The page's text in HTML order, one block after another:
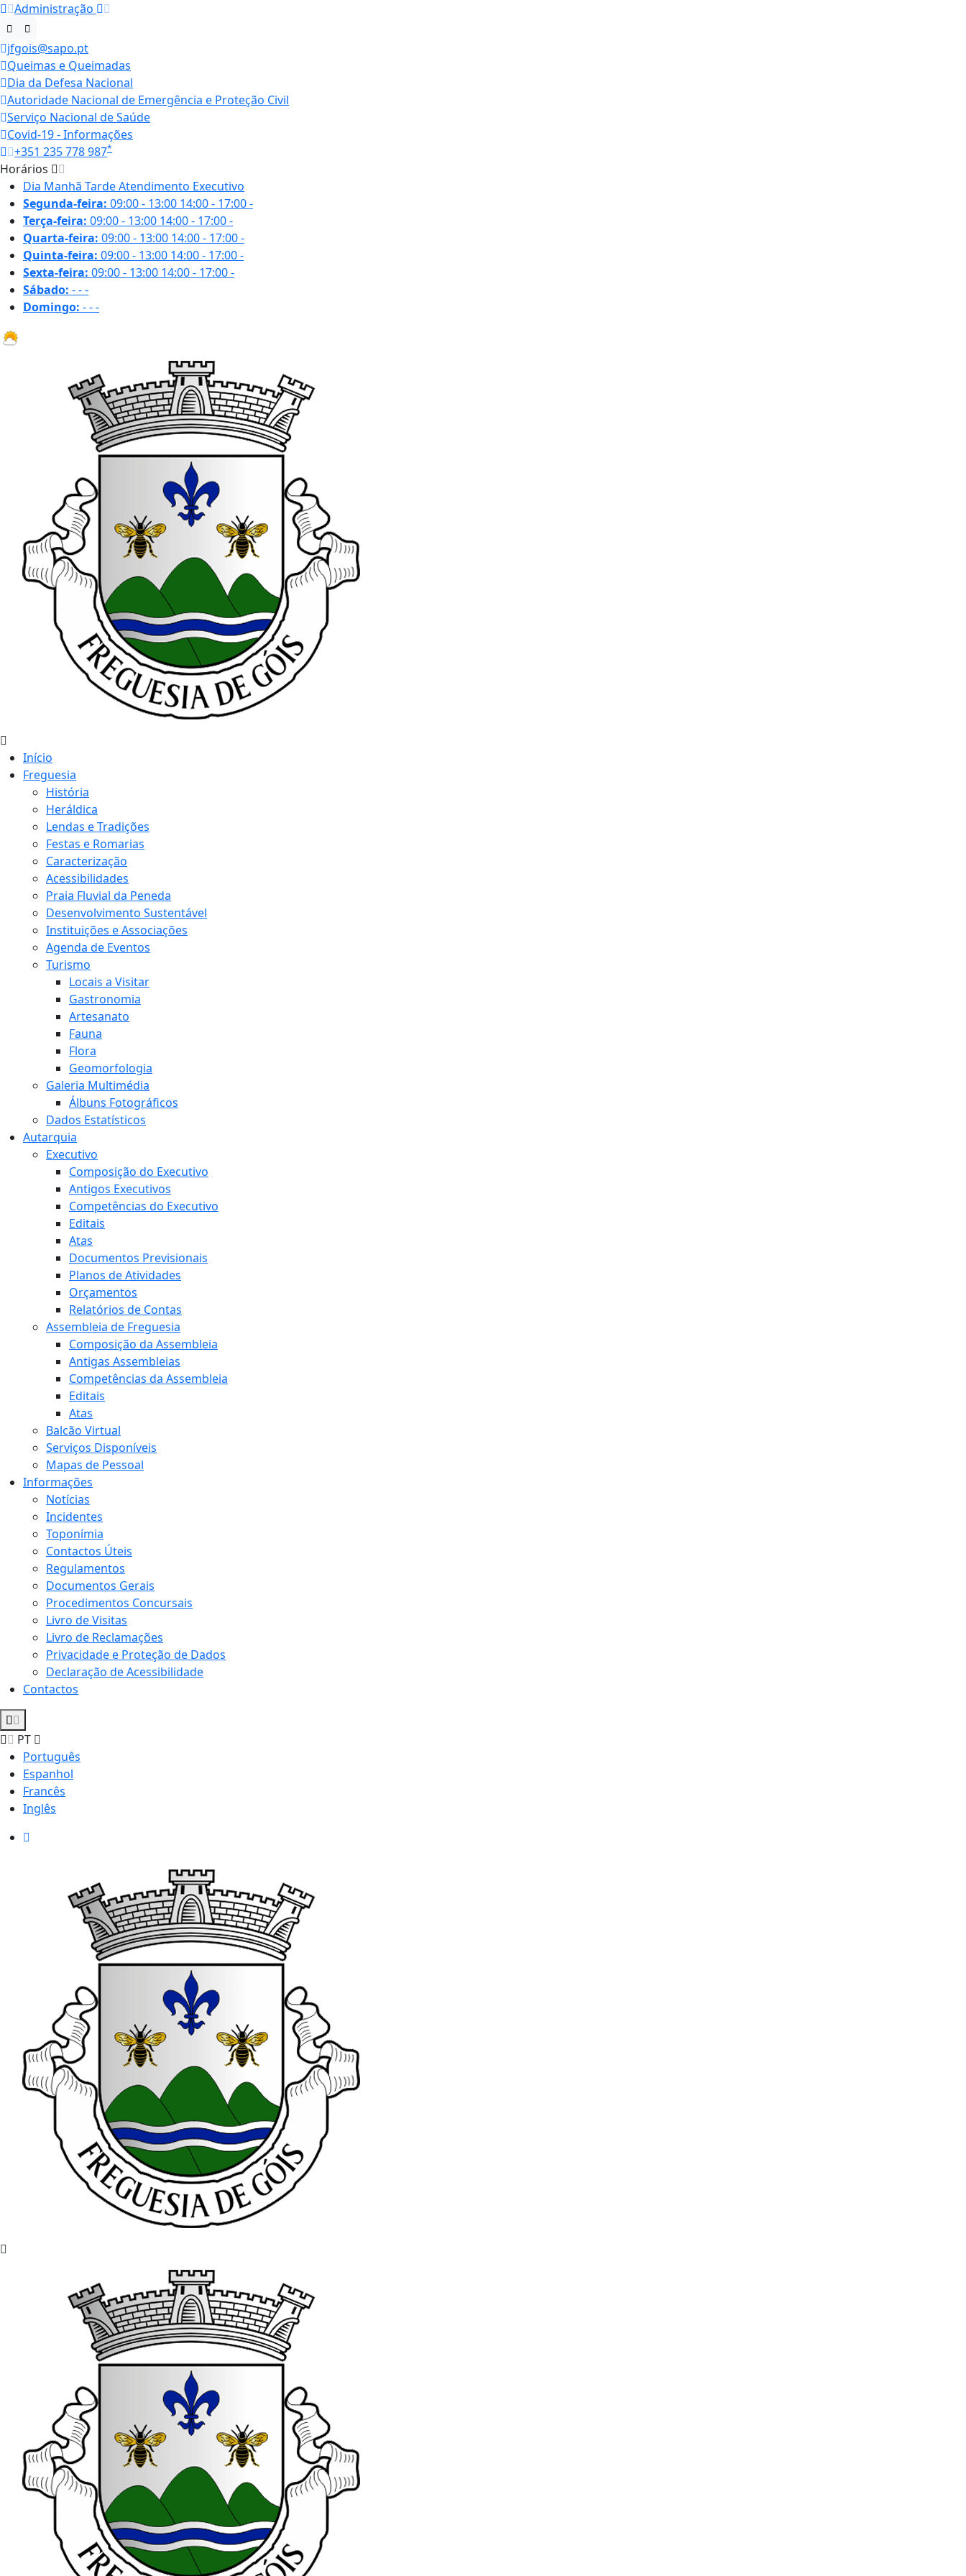
Administração
jfgois@sapo.pt
Queimas e Queimadas
Dia da Defesa Nacional
Autoridade Nacional de Emergência e Proteção Civil
Serviço Nacional de Saúde
Covid-19 - Informações
+351 235 778 987*
Horários
Dia Manhã TardeAtendimento Executivo
Segunda-feira: 09:00 - 13:00 14:00 - 17:00-
Terça-feira: 09:00 - 13:00 14:00 - 17:00-
Quarta-feira: 09:00 - 13:00 14:00 - 17:00-
Quinta-feira: 09:00 - 13:00 14:00 - 17:00-
Sexta-feira: 09:00 - 13:00 14:00 - 17:00-
Sábado: ---
Domingo: ---
Início
Freguesia
História
Heráldica
Lendas e Tradições
Festas e Romarias
Caracterização
Acessibilidades
Praia Fluvial da Peneda
Desenvolvimento Sustentável
Instituições e Associações
Agenda de Eventos
Turismo
Locais a Visitar
Gastronomia
Artesanato
Fauna
Flora
Geomorfologia
Galeria Multimédia
Álbuns Fotográficos
Dados Estatísticos
Autarquia
Executivo
Composição do Executivo
Antigos Executivos
Competências do Executivo
Editais
Atas
Documentos Previsionais
Planos de Atividades
Orçamentos
Relatórios de Contas
Assembleia de Freguesia
Composição da Assembleia
Antigas Assembleias
Competências da Assembleia
Editais
Atas
Balcão Virtual
Serviços Disponíveis
Mapas de Pessoal
Informações
Notícias
Incidentes
Toponímia
Contactos Úteis
Regulamentos
Documentos Gerais
Procedimentos Concursais
Livro de Visitas
Livro de Reclamações
Privacidade e Proteção de Dados
Declaração de Acessibilidade
Contactos
PT
Português
Espanhol
Francês
Inglês